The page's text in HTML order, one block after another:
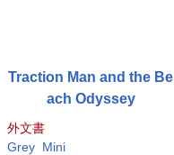
Traction Man and the Be
ach Odyssey
外文書
Grey Mini